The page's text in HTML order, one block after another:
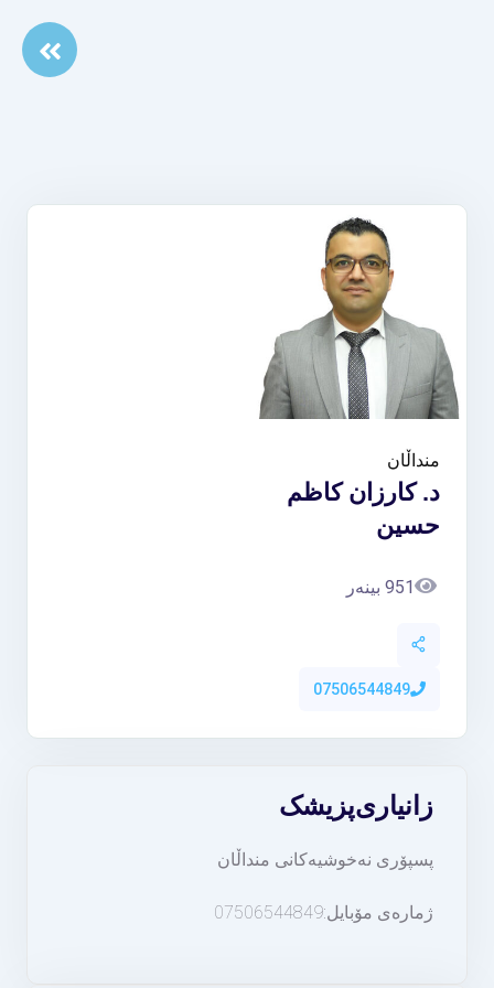
منداڵان
د. کارزان کاظم
حسین
951 بینەر
07506544849
پزیشکزانیاری
پسپۆری نەخوشیەکانی منداڵان
ژمارەی مۆبایل:07506544849